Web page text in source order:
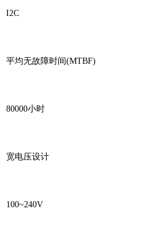
I2C
平均无故障时间(MTBF)
80000小时
宽电压设计
100~240V